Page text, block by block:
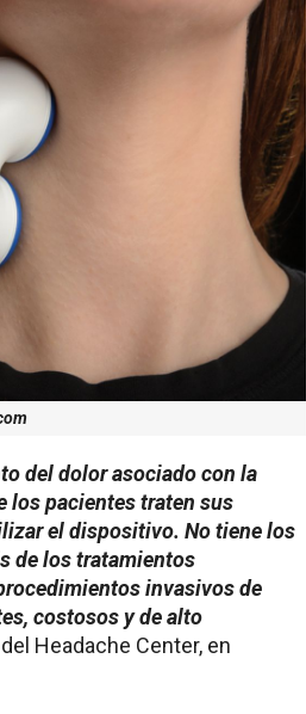
del dolor asociado con la
los pacientes traten sus
el dispositivo. No tiene los
de los tratamientos
invasivos de
costosos y de alto
Headache Center, en